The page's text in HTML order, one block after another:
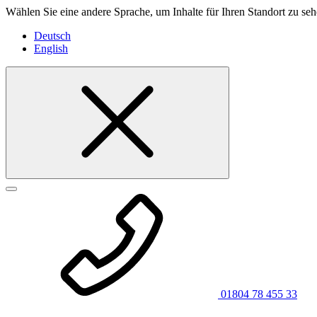
Wählen Sie eine andere Sprache, um Inhalte für Ihren Standort zu
Deutsch
English
01804 78 455 33